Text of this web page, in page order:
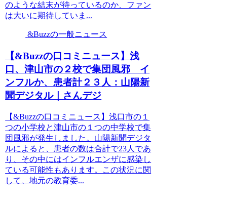
のような結末が待っているのか、ファン
は大いに期待していま...
&Buzzの一般ニュース
【&Buzzの口コミニュース】浅
口、津山市の２校で集団風邪 イ
ンフルか、患者計２３人：山陽新
聞デジタル｜さんデジ
【&Buzzの口コミニュース】浅口市の１
つの小学校と津山市の１つの中学校で集
団風邪が発生しました。山陽新聞デジタ
ルによると、患者の数は合計で23人であ
り、その中にはインフルエンザに感染し
ている可能性もあります。この状況に関
して、地元の教育委...